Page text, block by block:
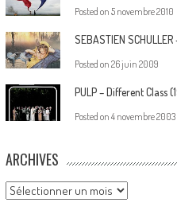
Posted on 5 novembre 2010
SEBASTIEN
Posted on 26 juin 2009
PULP – Different Class
Posted on 4 novembre 2003
ARCHIVES
Archives